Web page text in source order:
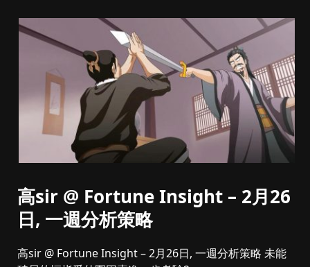
高sir @ Fortune Insight – 2月26
日, 一週分析策略
高sir @ Fortune Insight – 2月26日, 一週分析策略 未能